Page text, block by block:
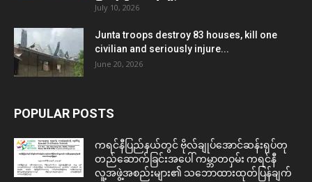
July 10, 2026
Junta troops destroy 83 houses, kill one
civilian and seriously injure...
June 20, 2026
POPULAR POSTS
ကရင်နီပြည်နယ်တွင် ဗိုလ်ချုပ်အောင်ဆန်းရုပ်တု
တည်ဆောက်ခြင်းအပေါ် ကမ္ဘာတဝှမ်း ကရင်နီ
လူ့အဖွဲ့အစည်းများ၏ သဘောထားထုတ်ပြန်ချက်